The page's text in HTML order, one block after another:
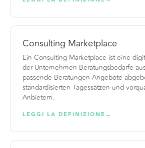
Consulting Marketplace
Ein Consulting Marketplace ist eine
der Unternehmen Beratungsbedarfe
passende Beratungen Angebote
standardisierten Tagessätzen und
Anbietern.
LEGGI LA DEFINIZIONE →